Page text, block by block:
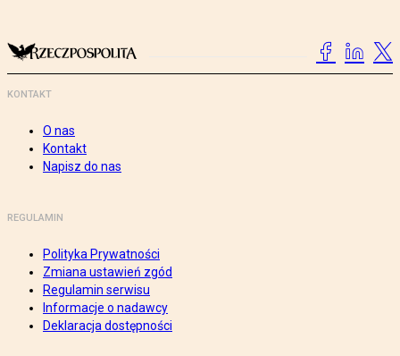
KONTAKT
O nas
Kontakt
Napisz do nas
REGULAMIN
Polityka Prywatności
Zmiana ustawień zgód
Regulamin serwisu
Informacje o nadawcy
Deklaracja dostępności